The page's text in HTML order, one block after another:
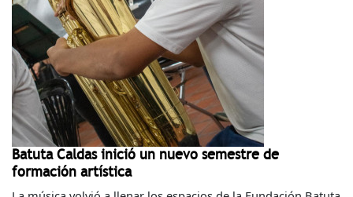
Batuta Caldas inició un nuevo semestre de
formación artística